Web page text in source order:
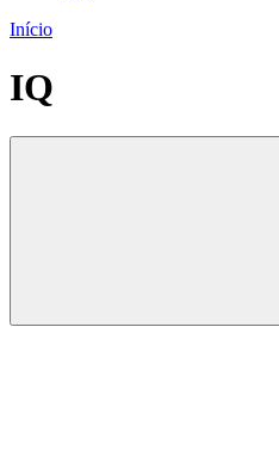
Início
IQ